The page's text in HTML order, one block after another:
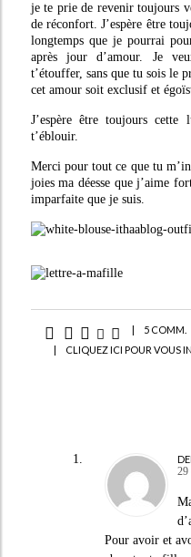
je te prie de revenir toujours
de réconfort. J’espère être
longtemps que je pourrai
après jour d’amour. Je
t’étouffer, sans que tu sois le
cet amour soit exclusif et
J’espère être toujours
t’éblouir.
Merci pour tout ce que tu
joies ma déesse que j’aime
imparfaite que je suis.
|
5 COMM.
|
CLIQUEZ ICI POUR VOUS
29
Pour avoir et